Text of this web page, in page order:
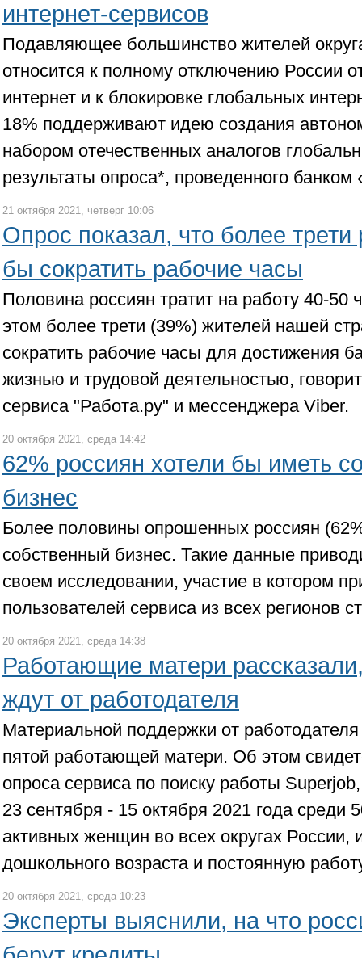
интернет-сервисов
Подавляющее большинство жителей
относится к полному отключению России
интернет и к блокировке глобальных
18% поддерживают идею создания
набором отечественных аналогов
результаты опроса*, проведенного банком
21 октября 2021, четверг 10:06
Опрос показал, что более трети
бы сократить рабочие часы
Половина россиян тратит на работу 40-50
этом более трети (39%) жителей нашей
сократить рабочие часы для достижения
жизнью и трудовой деятельностью,
сервиса "Работа.ру" и мессенджера Viber.
20 октября 2021, среда 14:42
62% россиян хотели бы иметь
бизнес
Более половины опрошенных россиян
собственный бизнес. Такие данные
своем исследовании, участие в котором
пользователей сервиса из всех регионов
20 октября 2021, среда 14:38
Работающие матери
ждут от работодателя
Материальной поддержки от
пятой работающей матери. Об этом
опроса сервиса по поиску работы
23 сентября - 15 октября 2021 года среди
активных женщин во всех округах
дошкольного возраста и постоянную
20 октября 2021, среда 10:23
Эксперты выяснили, на что